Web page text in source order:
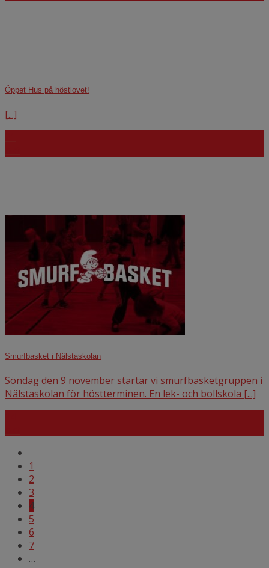
Öppet Hus på höstlovet!
[...]
Smurfbasket i Nälstaskolan
Söndag den 9 november startar vi smurfbasketgruppen i
Nälstaskolan för höstterminen. En lek- och bollskola [...]
1
2
3
4
5
6
7
…